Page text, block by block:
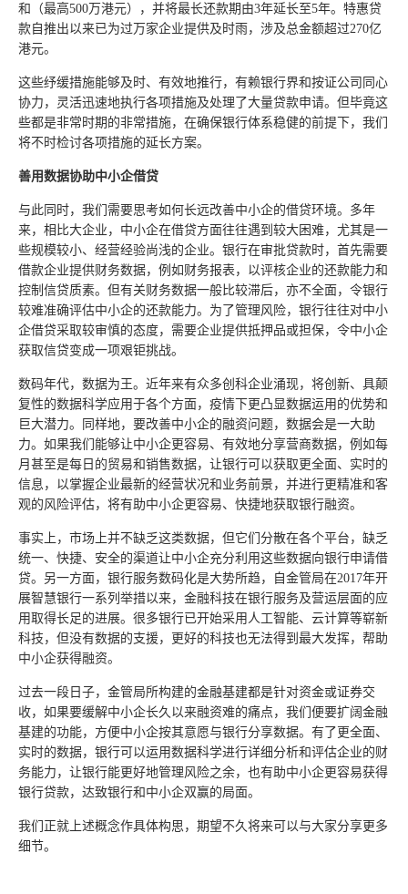
和（最高500万港元），并将最长还款期由3年延长至5年。特惠贷
款自推出以来已为过万家企业提供及时雨，涉及总金额超过270亿
港元。
这些纾缓措施能够及时、有效地推行，有赖银行界和按证公司同心
协力，灵活迅速地执行各项措施及处理了大量贷款申请。但毕竟这
些都是非常时期的非常措施，在确保银行体系稳健的前提下，我们
将不时检讨各项措施的延长方案。
善用数据协助中小企借贷
与此同时，我们需要思考如何长远改善中小企的借贷环境。多年
来，相比大企业，中小企在借贷方面往往遇到较大困难，尤其是一
些规模较小、经营经验尚浅的企业。银行在审批贷款时，首先需要
借款企业提供财务数据，例如财务报表，以评核企业的还款能力和
控制信贷质素。但有关财务数据一般比较滞后，亦不全面，令银行
较难准确评估中小企的还款能力。为了管理风险，银行往往对中小
企借贷采取较审慎的态度，需要企业提供抵押品或担保，令中小企
获取信贷变成一项艰钜挑战。
数码年代，数据为王。近年来有众多创科企业涌现，将创新、具颠
复性的数据科学应用于各个方面，疫情下更凸显数据运用的优势和
巨大潜力。同样地，要改善中小企的融资问题，数据会是一大助
力。如果我们能够让中小企更容易、有效地分享营商数据，例如每
月甚至是每日的贸易和销售数据，让银行可以获取更全面、实时的
信息，以掌握企业最新的经营状况和业务前景，并进行更精准和客
观的风险评估，将有助中小企更容易、快捷地获取银行融资。
事实上，市场上并不缺乏这类数据，但它们分散在各个平台，缺乏
统一、快捷、安全的渠道让中小企充分利用这些数据向银行申请借
贷。另一方面，银行服务数码化是大势所趋，自金管局在2017年开
展智慧银行一系列举措以来，金融科技在银行服务及营运层面的应
用取得长足的进展。很多银行已开始采用人工智能、云计算等崭新
科技，但没有数据的支援，更好的科技也无法得到最大发挥，帮助
中小企获得融资。
过去一段日子，金管局所构建的金融基建都是针对资金或证券交
收，如果要缓解中小企长久以来融资难的痛点，我们便要扩阔金融
基建的功能，方便中小企按其意愿与银行分享数据。有了更全面、
实时的数据，银行可以运用数据科学进行详细分析和评估企业的财
务能力，让银行能更好地管理风险之余，也有助中小企更容易获得
银行贷款，达致银行和中小企双赢的局面。
我们正就上述概念作具体构思，期望不久将来可以与大家分享更多
细节。